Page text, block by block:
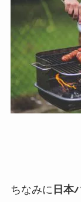
ちなみに 日本